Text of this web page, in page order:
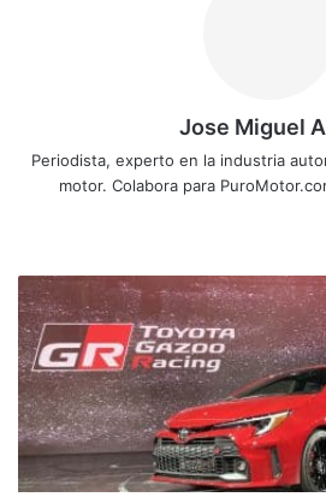
Jose Miguel
Periodista, experto en la industria
motor. Colabora para
Toyota
no
presentará
más
deportivos
GAZOO
Racing